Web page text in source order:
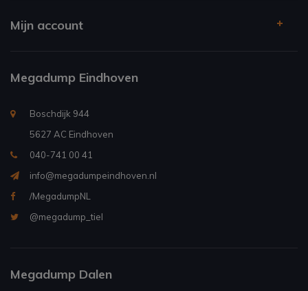
Mijn account
Megadump Eindhoven
Boschdijk 944
5627 AC Eindhoven
040-741 00 41
info@megadumpeindhoven.nl
/MegadumpNL
@megadump_tiel
Megadump Dalen